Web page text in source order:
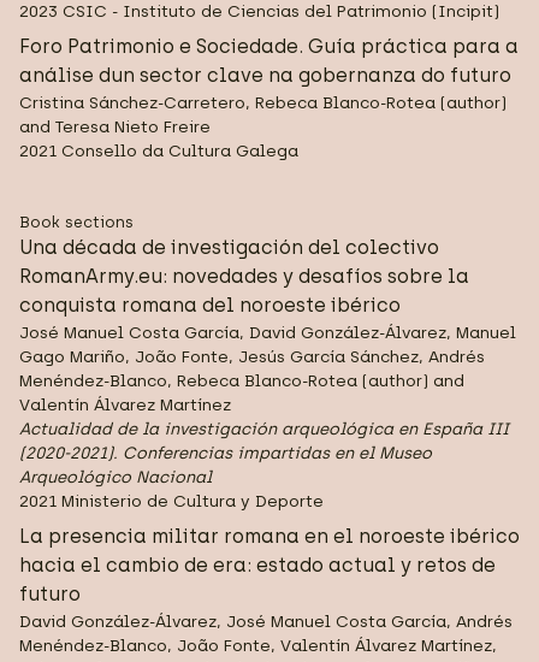
2023 CSIC - Instituto de Ciencias del Patrimonio (Incipit)
Foro Patrimonio e Sociedade. Guía práctica para a
análise dun sector clave na gobernanza do futuro
Cristina Sánchez-Carretero, Rebeca Blanco-Rotea (author)
and Teresa Nieto Freire
2021 Consello da Cultura Galega
Book sections
Una década de investigación del colectivo
RomanArmy.eu: novedades y desafíos sobre la
conquista romana del noroeste ibérico
José Manuel Costa García, David González-Álvarez, Manuel
Gago Mariño, João Fonte, Jesús García Sánchez, Andrés
Menéndez-Blanco, Rebeca Blanco-Rotea (author) and
Valentín Álvarez Martínez
Actualidad de la investigación arqueológica en España III
(2020-2021). Conferencias impartidas en el Museo
Arqueológico Nacional
2021 Ministerio de Cultura y Deporte
La presencia militar romana en el noroeste ibérico
hacia el cambio de era: estado actual y retos de
futuro
David González-Álvarez, José Manuel Costa García, Andrés
Menéndez-Blanco, João Fonte, Valentín Álvarez Martínez,